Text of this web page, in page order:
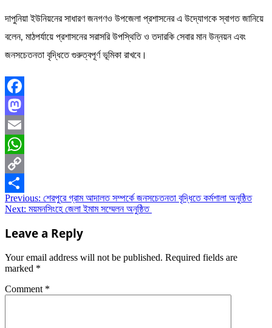
দাপুনিয়া ইউনিয়নের সাধারণ জনগণও উপজেলা প্রশাসনের এ উদ্যোগকে স্বাগত জানিয়ে
বলেন, মাঠপর্যায়ে প্রশাসনের সরাসরি উপস্থিতি ও তদারকি সেবার মান উন্নয়ন এবং
জনসচেতনতা বৃদ্ধিতে গুরুত্বপূর্ণ ভূমিকা রাখবে।
Facebook
Mastodon
Email
WhatsApp
Copy
Link
Share
Post
Previous: শেরপুরে গ্রাম আদালত সম্পর্কে জনসচেতনতা বৃদ্ধিতে কর্মশালা অনুষ্ঠিত
Next: ময়মনসিংহে জেলা ইমাম সম্মেলন অনুষ্ঠিত
Leave a Reply
Your email address will not be published. Required fields are
marked *
Comment *